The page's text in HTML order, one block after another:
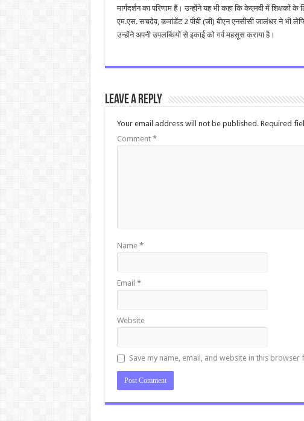
मार्गदर्शन का परिणाम हैं। उन्होंने यह भी कहा कि केएमवी में
एम.एस. सचदेव, कमांडेंट 2 पीबी (जी) बीएन एनसीसी जालंधर ने भी
उन्होंने अपनी उपलब्धियों से इकाई को गर्व महसूस कराया है।
Leave a Reply
Your email address will not be published. Required
Comment *
Name *
Email *
Website
Save my name, email, and website in this